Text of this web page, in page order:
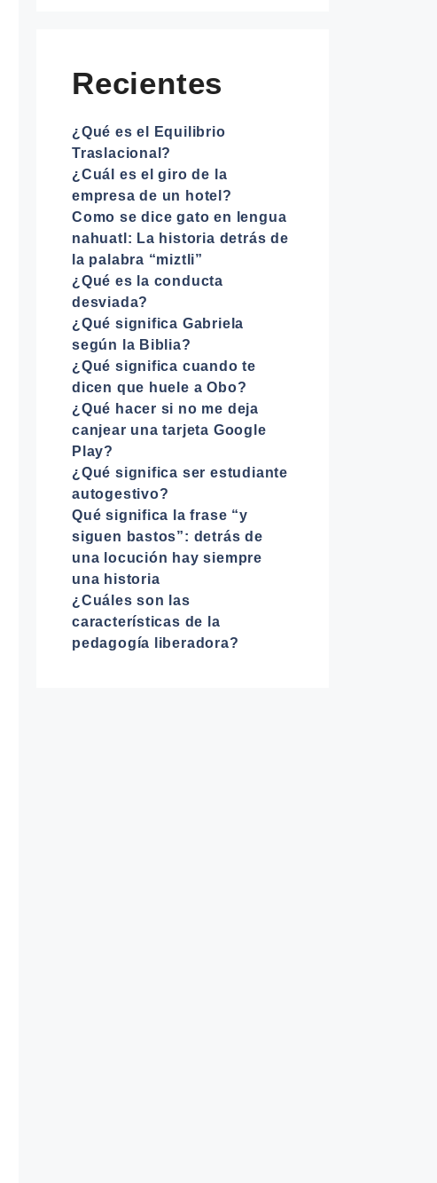
Recientes
¿Qué es el Equilibrio
Traslacional?
¿Cuál es el giro de la
empresa de un hotel?
Como se dice gato en lengua
nahuatl: La historia detrás de
la palabra “miztli”
¿Qué es la conducta
desviada?
¿Qué significa Gabriela
según la Biblia?
¿Qué significa cuando te
dicen que huele a Obo?
¿Qué hacer si no me deja
canjear una tarjeta Google
Play?
¿Qué significa ser estudiante
autogestivo?
Qué significa la frase “y
siguen bastos”: detrás de
una locución hay siempre
una historia
¿Cuáles son las
características de la
pedagogía liberadora?